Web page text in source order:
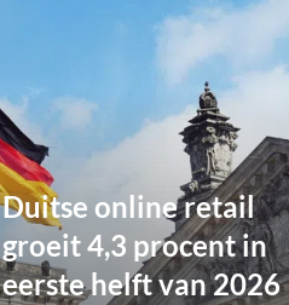
Duitse online retail
groeit 4,3 procent in
eerste helft van 2026